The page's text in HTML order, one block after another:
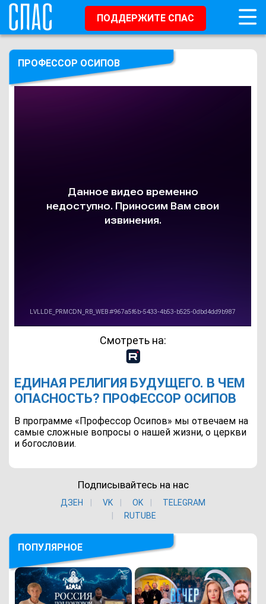
ПОДДЕРЖИТЕ СПАС
ПРОФЕССОР ОСИПОВ
Смотреть на:
ЕДИНАЯ РЕЛИГИЯ БУДУЩЕГО. В ЧЕМ
ОПАСНОСТЬ? ПРОФЕССОР ОСИПОВ
В программе «Профессор Осипов» мы отвечаем на
самые сложные вопросы о нашей жизни, о церкви
и богословии.
Подписывайтесь на нас
ДЗЕН VK ОK
TELEGRAM
RUTUBE
ПОПУЛЯРНОЕ